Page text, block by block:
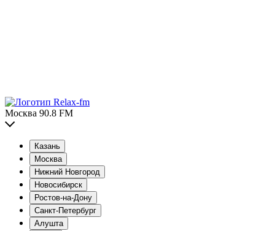
Москва 90.8 FM
Казань
Москва
Нижний Новгород
Новосибирск
Ростов-на-Дону
Санкт-Петербург
Алушта